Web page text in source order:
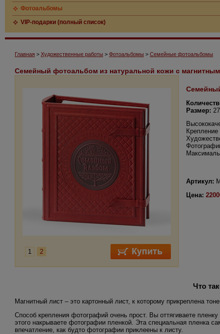
Фотоальбомы
VIP-подарки (полный список)
Главная > Художественные работы > Фотоальбомы > Семейные фотоальбомы
Семейный фотоальбом из натуральной кожи с
1 2
Размер:
Артикул:
Цена:
Что
Магнитный лист – это картонный лист, к которому прикреплена
Способ крепления фотографий очень прост. Вы оттягиваете
этого накрываете фотографии пленкой. Эта специальная пленка
впечатление, как будто фотографии приклеены к листу.